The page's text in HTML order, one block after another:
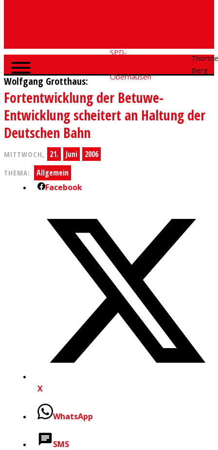
SPD-
Oberhausen
Berg
Wolfgang Grotthaus:
Fortentwicklung der Betuwe-
Entwicklung scheitert an Haltung der
Deutschen Bahn
MITTWOCH, 21. Juni 2006
THEMA:
Allgemein
Facebook
X
WhatsApp
SMS